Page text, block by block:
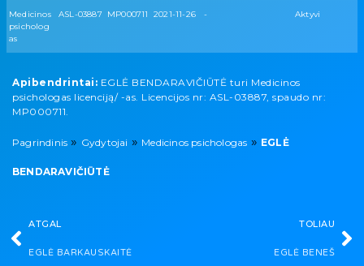
Medicinos
psicholog
as
ASL-03887 MP000711 2021-11-26 - Aktyvi
Apibendrintai: EGLĖ BENDARAVIČIŪTĖ turi Medicinos
psichologas licenciją/ -as. Licencijos nr: ASL-03887, spaudo nr:
MP000711.
Pagrindinis » Gydytojai » Medicinos psichologas » EGLĖ
BENDARAVIČIŪTĖ
ATGAL
EGLĖ BARKAUSKAITĖ
TOLIAU
EGLĖ BENEŠ